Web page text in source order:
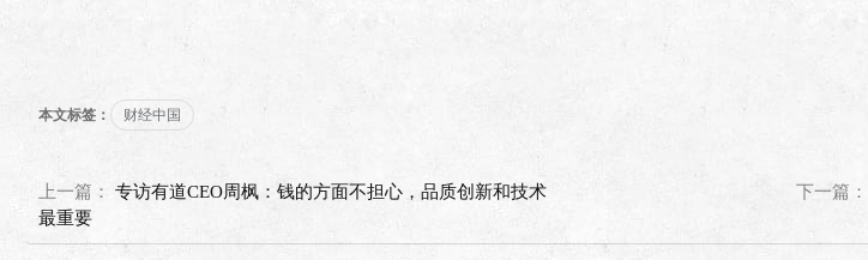
本文标签： 财经中国
上一篇：
专访有道CEO周枫：钱的方面不担心，品质创新和技术
最重要
下一篇：